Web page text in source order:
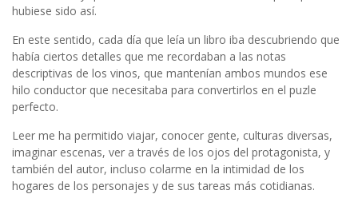
hubiese sido así.
En este sentido, cada día que leía un libro iba descubriendo que
había ciertos detalles que me recordaban a las notas
descriptivas de los vinos, que mantenían ambos mundos ese
hilo conductor que necesitaba para convertirlos en el puzle
perfecto.
Leer me ha permitido viajar, conocer gente, culturas diversas,
imaginar escenas, ver a través de los ojos del protagonista, y
también del autor, incluso colarme en la intimidad de los
hogares de los personajes y de sus tareas más cotidianas.